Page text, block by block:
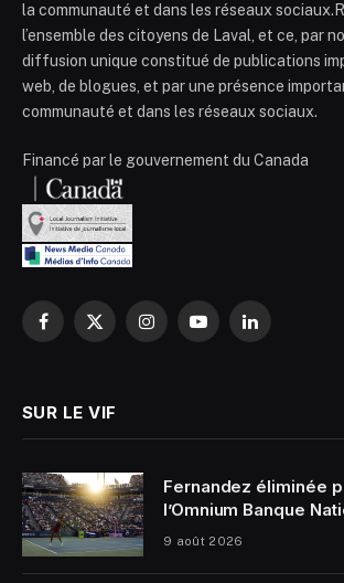
la communauté et dans les réseaux
l’ensemble des citoyens de Laval, et ce, par
diffusion unique constitué de publications
web, de blogues, et par une présence
communauté et dans les réseaux sociaux.
Financé par le gouvernement du Canada
Facebook
X
InstagramYouTubeLinkedIn
SUR LE VIF
Fernandez éliminée
l’Omnium Banque
9 août 2026